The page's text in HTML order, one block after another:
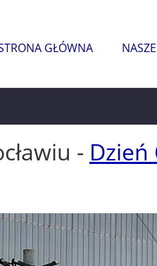
GŁÓWNA
-